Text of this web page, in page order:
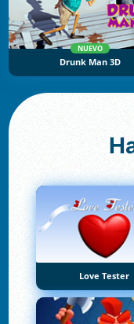
NUEVO
Drunk Man 3D
Love Tester